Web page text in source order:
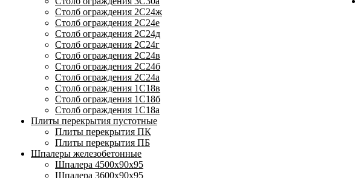
Столб ограждения 2С24ж
Столб ограждения 2С24е
Столб ограждения 2С24д
Столб ограждения 2С24г
Столб ограждения 2С24в
Столб ограждения 2С24б
Столб ограждения 2С24а
Столб ограждения 1С18в
Столб ограждения 1С18б
Столб ограждения 1С18а
Плиты перекрытия пустотные
Плиты перекрытия ПК
Плиты перекрытия ПБ
Шпалеры железобетонные
Шпалера 4500х90х95
Шпалера 3600х90х95